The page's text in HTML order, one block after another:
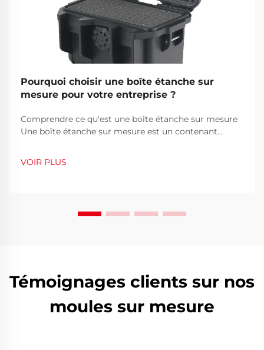
Pourquoi choisir une boîte étanche sur
mesure pour votre entreprise ?
Comprendre ce qu'est une boîte étanche sur mesure
Une boîte étanche sur mesure est un contenant
des chocs et des environnements difficiles.
VOIR PLUS
Témoignages clients sur nos
moules sur mesure